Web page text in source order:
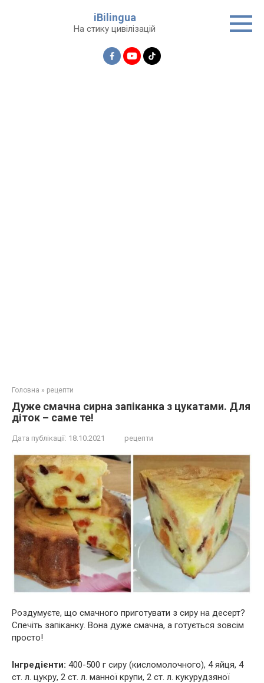
iBilingua
На стику цивілізацій
Головна » рецепти
Дуже смачна сирна запіканка з цукатами. Для
діток – саме те!
Дата публікації: 18.10.2021 рецепти
Роздумуєте, що смачного приготувати з сиру на десерт?
Спечіть запіканку. Вона дуже смачна, а готується зовсім
просто!
Інгредієнти: 400-500 г сиру (кисломолочного), 4 яйця, 4
ст. л. цукру, 2 ст. л. манної крупи, 2 ст. л. кукурудзяної